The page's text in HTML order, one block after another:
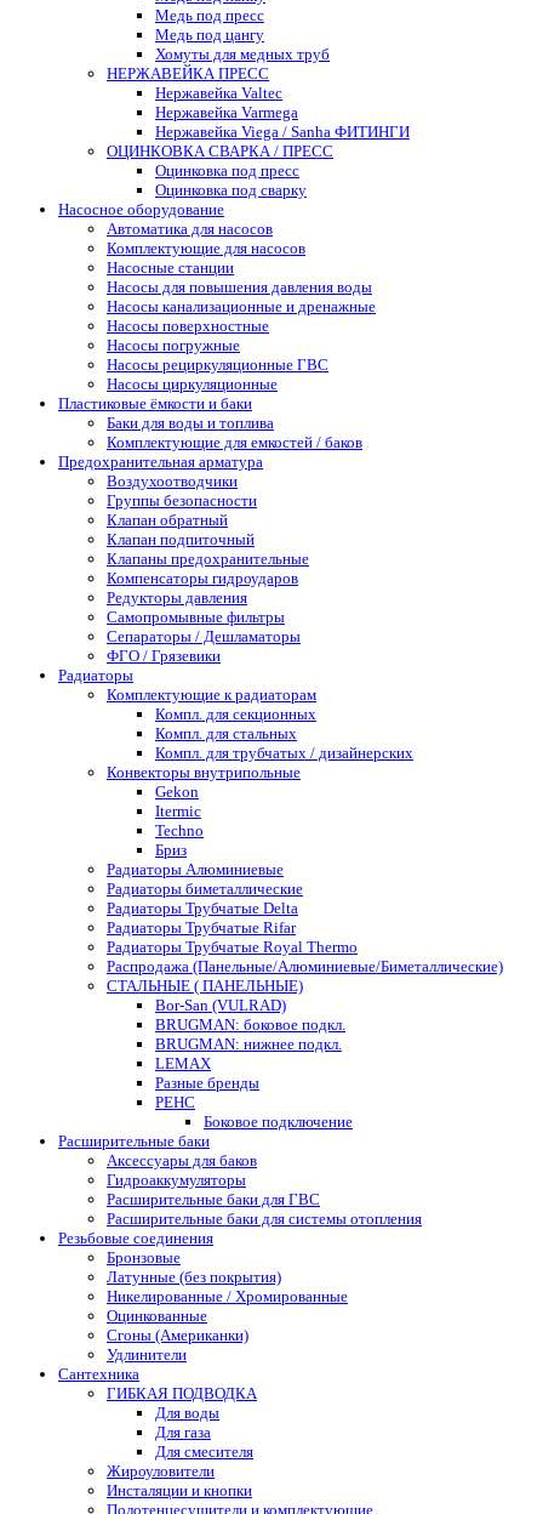
Медь под пресс
Медь под цангу
Хомуты для медных труб
НЕРЖАВЕЙКА ПРЕСС
Нержавейка Valtec
Нержавейка Varmega
Нержавейка Viega / Sanha ФИТИНГИ
ОЦИНКОВКА СВАРКА / ПРЕСС
Оцинковка под пресс
Оцинковка под сварку
Насосное оборудование
Автоматика для насосов
Комплектующие для насосов
Насосные станции
Насосы для повышения давления воды
Насосы канализационные и дренажные
Насосы поверхностные
Насосы погружные
Насосы рециркуляционные ГВС
Насосы циркуляционные
Пластиковые ёмкости и баки
Баки для воды и топлива
Комплектующие для емкостей / баков
Предохранительная арматура
Воздухоотводчики
Группы безопасности
Клапан обратный
Клапан подпиточный
Клапаны предохранительные
Компенсаторы гидроударов
Редукторы давления
Самопромывные фильтры
Сепараторы / Дешламаторы
ФГО / Грязевики
Радиаторы
Комплектующие к радиаторам
Компл. для секционных
Компл. для стальных
Компл. для трубчатых / дизайнерских
Конвекторы внутрипольные
Gekon
Itermic
Techno
Бриз
Радиаторы Алюминиевые
Радиаторы биметаллические
Радиаторы Трубчатые Delta
Радиаторы Трубчатые Rifar
Радиаторы Трубчатые Royal Thermo
Распродажа (Панельные/Алюминиевые/Биметаллические)
СТАЛЬНЫЕ ( ПАНЕЛЬНЫЕ)
Bor-San (VULRAD)
BRUGMAN: боковое подкл.
BRUGMAN: нижнее подкл.
LEMAX
Разные бренды
РЕНС
Боковое подключение
Расширительные баки
Аксессуары для баков
Гидроаккумуляторы
Расширительные баки для ГВС
Расширительные баки для системы отопления
Резьбовые соединения
Бронзовые
Латунные (без покрытия)
Никелированные / Хромированные
Оцинкованные
Сгоны (Американки)
Удлинители
Сантехника
ГИБКАЯ ПОДВОДКА
Для воды
Для газа
Для смесителя
Жироуловители
Инсталяции и кнопки
Полотенцесушители и комплектующие